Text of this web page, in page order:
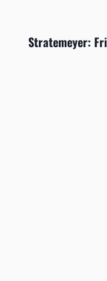
Stratemeyer: